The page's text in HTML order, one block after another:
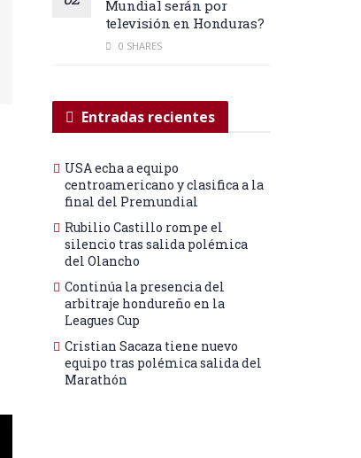
Mundial serán por
televisión en Honduras?
0 SHARES
Entradas recientes
USA echa a equipo
centroamericano y clasifica a la
final del Premundial
Rubilio Castillo rompe el
silencio tras salida polémica
del Olancho
Continúa la presencia del
arbitraje hondureño en la
Leagues Cup
Cristian Sacaza tiene nuevo
equipo tras polémica salida del
Marathón